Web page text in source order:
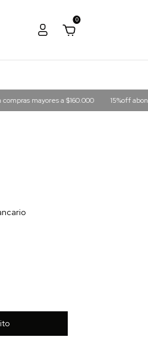
0
a $160.000 15%off abonando en